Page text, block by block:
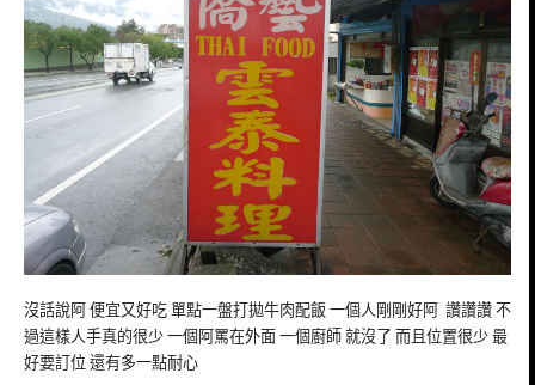
沒話說阿 便宜又好吃 單點一盤打拋牛肉配飯 一個人剛剛好阿 讚讚讚 不
過這樣人手真的很少 一個阿罵在外面 一個廚師 就沒了 而且位置很少 最
好要訂位 還有多一點耐心